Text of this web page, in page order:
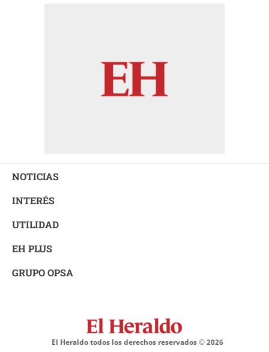
NOTICIAS
INTERÉS
UTILIDAD
EH PLUS
GRUPO OPSA
El Heraldo todos los derechos reservados ©2026